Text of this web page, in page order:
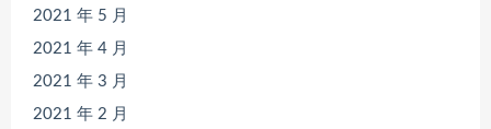
2021 年 5 月
2021 年 4 月
2021 年 3 月
2021 年 2 月